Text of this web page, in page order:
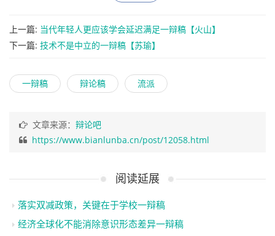
上一篇: 当代年轻人更应该学会延迟满足一辩稿【火山】
下一篇: 技术不是中立的一辩稿【苏瑜】
一辩稿 辩论稿 流派
文章来源： 辩论吧
https://www.bianlunba.cn/post/12058.html
阅读延展
落实双减政策，关键在于学校一辩稿
经济全球化不能消除意识形态差异一辩稿